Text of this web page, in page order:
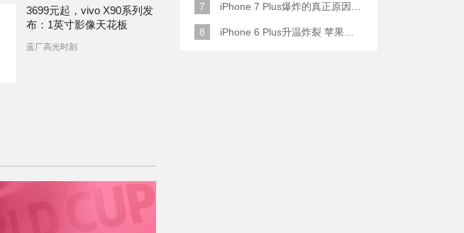
3699元起，vivo X90系列发
布：1英寸影像天花板
蓝厂高光时刻
7 iPhone 7 Plus爆炸的真正原因原来是这样
8 iPhone 6 Plus升温炸裂 苹果赔了一部全新的